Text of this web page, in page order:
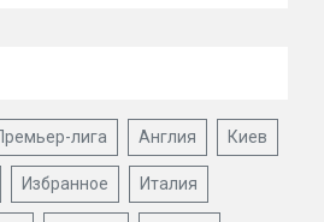
лига Англия Киев
Избранное Италия